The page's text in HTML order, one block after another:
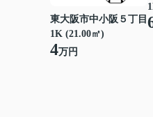
東大阪市中小阪５丁目
1K (21.00㎡)
4万円